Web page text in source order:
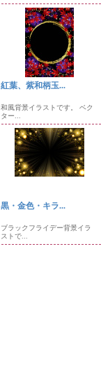
紅葉、紫和柄玉...
和風背景イラストです。 ベク
ター...
黒・金色・キラ...
ブラックフライデー背景イラ
ストで...